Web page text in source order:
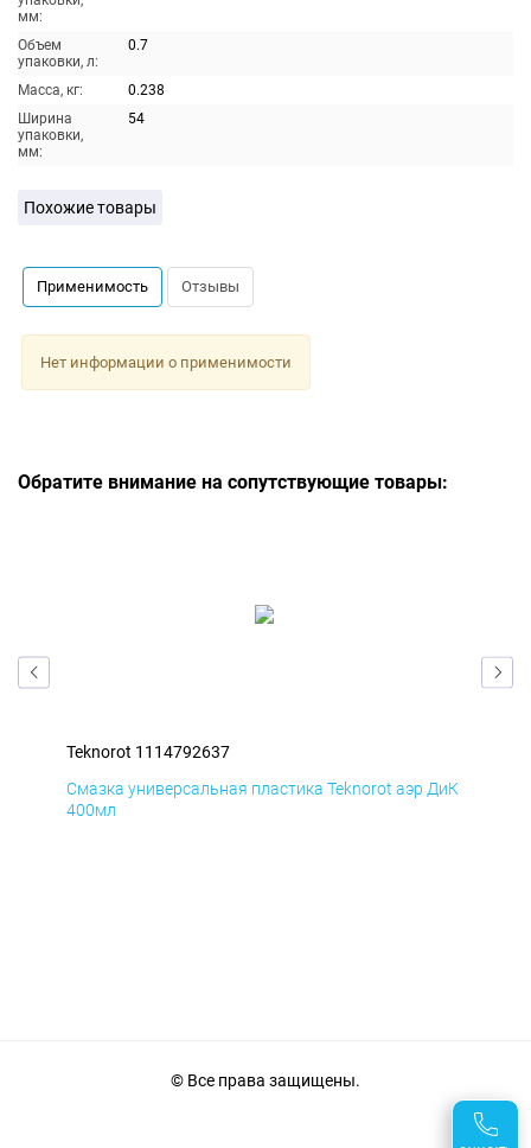
мм:
Объем
упаковки, л:
0.7
Масса, кг:
0.238
Ширина
упаковки,
мм:
54
Похожие товары
Применимость Отзывы
Нет информации о применимости
Обратите внимание на сопутствующие товары:
Teknorot 1114792637
Смазка универсальная пластика Teknorot аэр ДиК
400мл
© Все права защищены.